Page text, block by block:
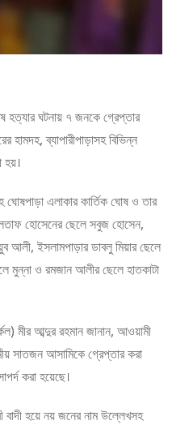
হত্যার ঘটনায় ৭ জনকে গ্রেপ্তার
হামদহ, ব্যাপারীপাড়াসহ বিভিন্ন
হয়।
এলাকার কার্তিক ঘোষ ও তার
হোসেনের ছেলে সবুজ হোসেন,
ইসলামপাড়ার ডাবলু মিয়ার ছেলে
মুন্না ও রমজান আলীর ছেলে হাতকাটা
মীর আব্দুর রহমান জানান, আওয়ামী
সাতজন আসামিকে গ্রেপ্তার করা
করা হয়েছে।
বাদী হয়ে নয় জনের নাম উল্লেখসহ